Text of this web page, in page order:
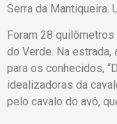
Serra da Mantiqueira.
Foram 28
do Verde. Na estrada,
para os conhecidos,
idealizadoras da
pelo cavalo do avô,